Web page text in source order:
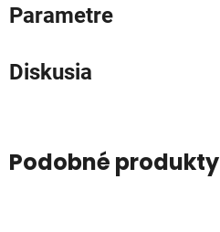
Parametre
Diskusia
Podobné produkty